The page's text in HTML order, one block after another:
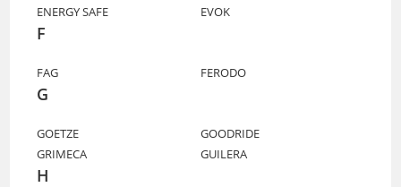
ENERGY SAFE
EVOK
F
FAG FERODO
G
GOETZE
GOODRIDE
GRIMECA
GUILERA
H